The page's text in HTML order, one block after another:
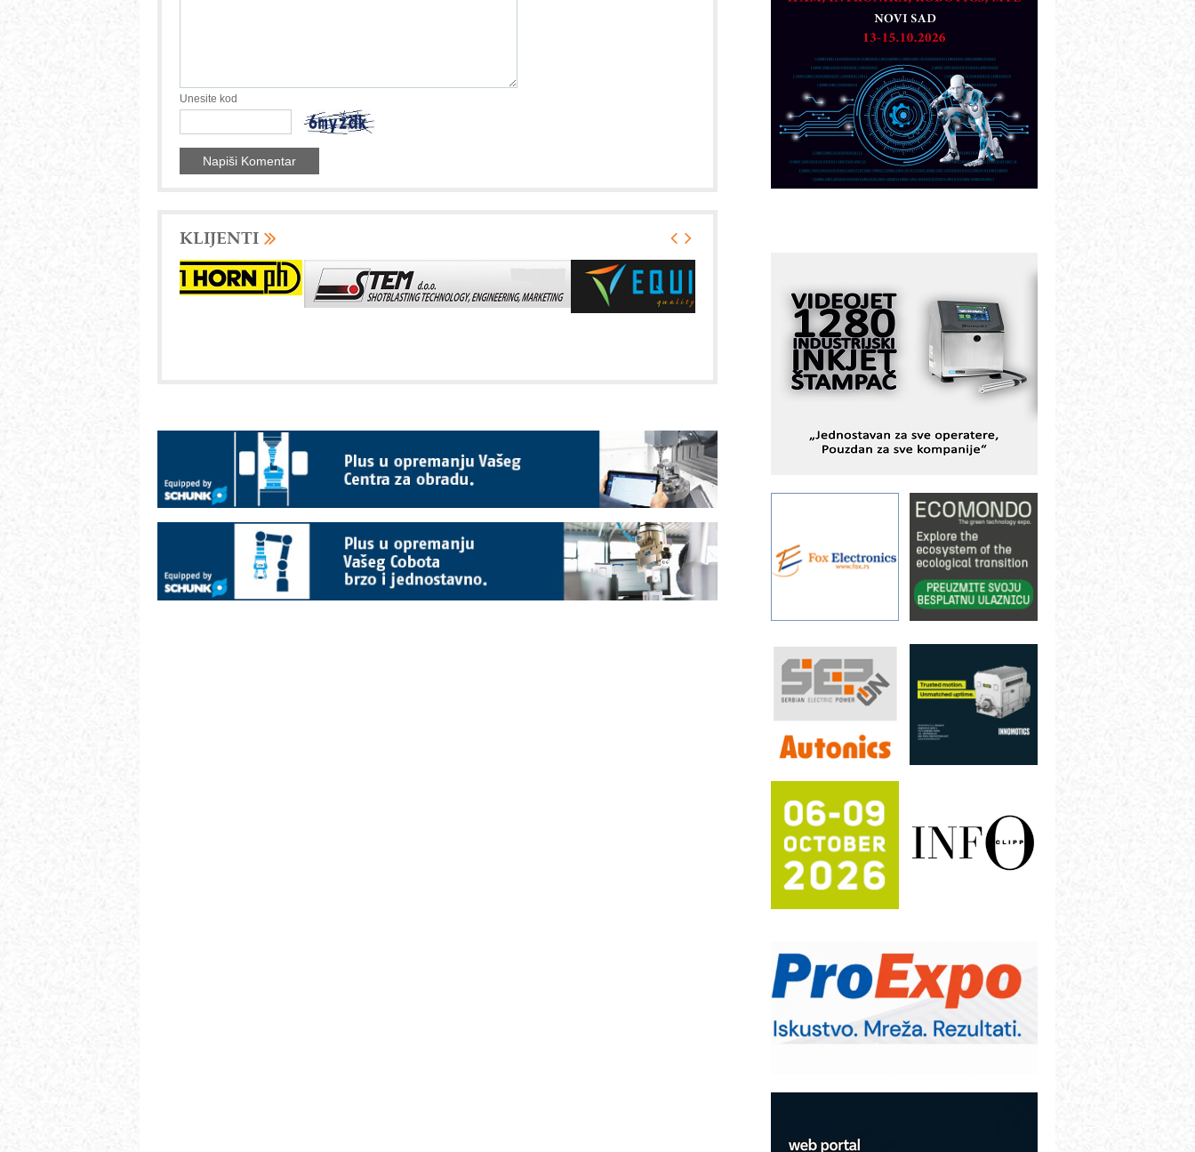
Unesite kod
KLIJENTI
Razvoj asortimanskog pravca MINI-
PLC AKYTEC
dostupan u Srbiji
MOTOMAN – NEXT-Robotika vođena
veštačkom inteligencijom
I.SAFE MOBILE revolucioniše
industrijsku automatizaciju
pionirskimmobile operator PANEL-OM
Alba d.o.o. – 35 godina preciznosti u
metrologiji i pametnim dozirnim
rešenjima
IBeRTIM - oprema za ispitivanje
kontrole kvaliteta
sistema
YAMADA pumpe – japanska
Filtration Group Industrial – Napredna
rešenja za filtraciju u hidrauličkim i
procesnim sistemima
Art Utopia Studio – vizuelne priče
industrije i biznisa
RILINEX kompanije Rittal
automatizaciju
Efikasno upravljanje energijom
Automatizacija pakovanja · Display
Proizvodnja iC7 Hybrid 1500 VDC
mrežnog pretvarača sa tečnim
Potpuna efikasnost bez složenih
sistema
Trajna oznaka kao dugoročna korist
Bezbednost na prvom mestu!
poverenja u industriji
– Pametna signalizacija za efikasnije
upravljanje mašinama
Sigurnije ispitivanje transformatora u
solarnim elektranama i vetroparkovima
COMBYPACK
ROSA i SCHUNK podižu proizvodnju
Detekcija različitih oblika